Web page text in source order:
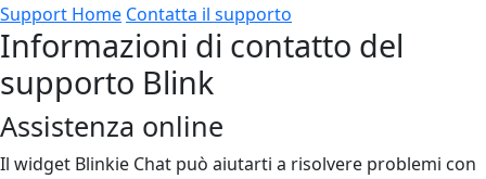
Support Home Contatta il supporto
Informazioni di contatto del
supporto Blink
Assistenza online
Il widget Blinkie Chat può aiutarti a risolvere problemi con